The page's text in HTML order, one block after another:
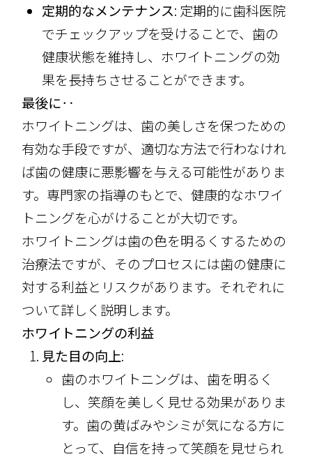
定期的なメンテナンス: 定期的に歯科医院
でチェックアップを受けることで、歯の
健康状態を維持し、ホワイトニングの効
果を長持ちさせることができます。
最後に‥
ホワイトニングは、歯の美しさを保つための
有効な手段ですが、適切な方法で行わなけれ
ば歯の健康に悪影響を与える可能性がありま
す。専門家の指導のもとで、健康的なホワイ
トニングを心がけることが大切です。
ホワイトニングは歯の色を明るくするための
治療法ですが、そのプロセスには歯の健康に
対する利益とリスクがあります。それぞれに
ついて詳しく説明します。
ホワイトニングの利益
見た目の向上:
歯のホワイトニングは、歯を明るく
し、笑顔を美しく見せる効果がありま
す。歯の黄ばみやシミが気になる方に
とって、自信を持って笑顔を見せられ